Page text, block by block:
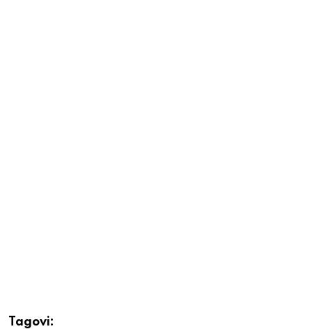
Tagovi: